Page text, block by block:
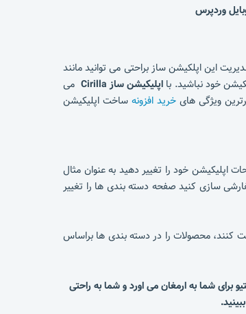
این اپلکیشن ساز براحتی می توانید مانند
اپلیکیشن ساز Cirilla
می
ویژگی های خرید افزونهساخت اپلیکیشن
اپلیکیشن خود را تغییر دهید به عنوان مثال
سازی کنید صفحه دسته بندی ها را تغییر
کنند، محصولات را در دسته بندی ها براساس
شما به ارمغان می اورد و شما به راحتی